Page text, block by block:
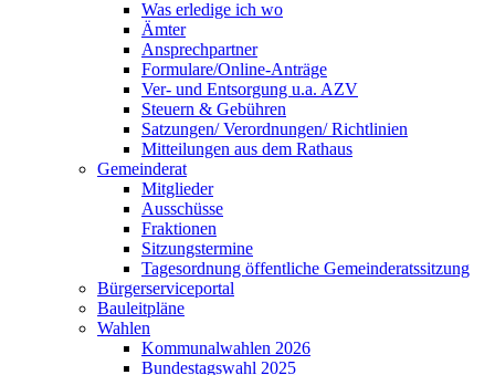
Was erledige ich wo
Ämter
Ansprechpartner
Formulare/Online-Anträge
Ver- und Entsorgung u.a. AZV
Steuern & Gebühren
Satzungen/ Verordnungen/ Richtlinien
Mitteilungen aus dem Rathaus
Gemeinderat
Mitglieder
Ausschüsse
Fraktionen
Sitzungstermine
Tagesordnung öffentliche Gemeinderatssitzung
Bürgerserviceportal
Bauleitpläne
Wahlen
Kommunalwahlen 2026
Bundestagswahl 2025